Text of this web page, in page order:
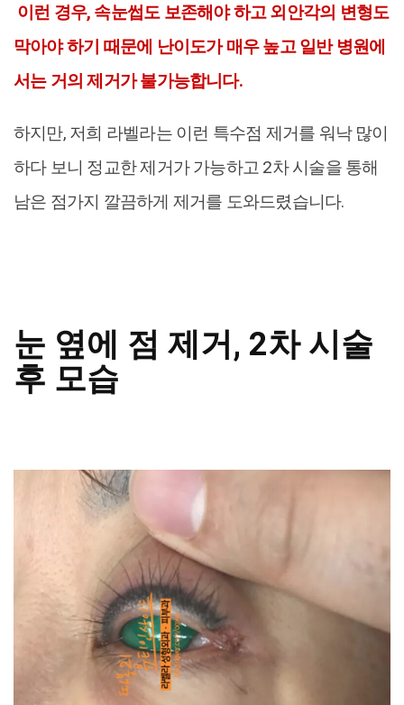
이런 경우, 속눈썹도 보존해야 하고 외안각의 변형도
막아야 하기 때문에 난이도가 매우 높고 일반 병원에
서는 거의 제거가 불가능합니다.
하지만, 저희 라벨라는 이런 특수점 제거를 워낙 많이
하다 보니 정교한 제거가 가능하고 2차 시술을 통해
남은 점가지 깔끔하게 제거를 도와드렸습니다.
눈 옆에 점 제거, 2차 시술
후 모습